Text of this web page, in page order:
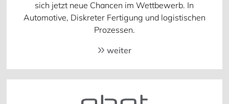
sich jetzt neue Chancen im Wettbewerb. In
Automotive, Diskreter Fertigung und logistischen
Prozessen.
weiter